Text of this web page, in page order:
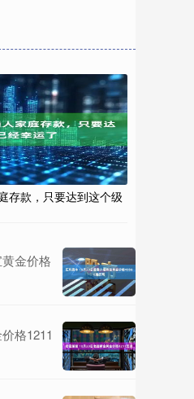
存款，只要达到这个级
金价格
格1211